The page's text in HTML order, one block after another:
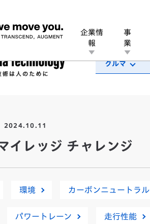
企業情
報
事
業
ップ
クルマ
2024.10.11
イレッジ チャレンジ
環境 カーボンニュートラル
パワートレーン 走行性能